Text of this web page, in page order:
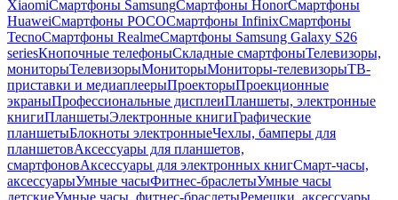
XiaomiСмартфоны SamsungСмартфоны HonorСмартфоны
HuaweiСмартфоны POCOСмартфоны InfinixСмартфоны
TecnoСмартфоны RealmeСмартфоны Samsung Galaxy S26
seriesКнопочные телефоныСкладные смартфоныТелевизоры,
мониторыТелевизорыМониторыМониторы-телевизорыТВ-
приставки и медиаплеерыПроекторыПроекционные
экраныПрофессиональные дисплеиПланшеты, электронные
книгиПланшетыЭлектронные книгиГрафические
планшетыБлокноты электронныеЧехлы, бамперы для
планшетовАксессуары для планшетов,
смартфоновАксессуары для электронных книгСмарт-часы,
аксессуарыУмные часыФитнес-браслетыУмные часы
детскиеУмные часы, фитнес-браслетыРемешки, аксессуары